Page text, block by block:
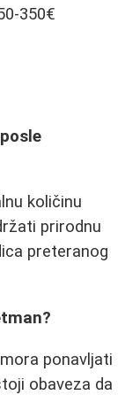
350€
količinu
prirodnu
preteranog
ponavljati
obaveza da